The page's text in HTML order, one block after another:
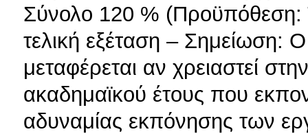
Σύνολο 120 % (Προϋπόθεση:
τελική εξέταση – Σημείωση:
μεταφέρεται αν χρειαστεί
ακαδημαϊκού έτους που
αδυναμίας εκπόνησης των